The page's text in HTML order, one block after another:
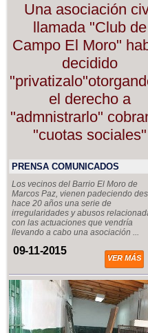
Una asociación
llamada "Club de
Campo El Moro"
decidido
el derecho a
"admnistrarlo"
"cuotas sociales"
PRENSA COMUNICADOS
Los vecinos del Barrio El Moro de
Marcos Paz, vienen padeciendo
hace 20 años una serie de
irregularidades y abusos
con las actuaciones que vendría
llevando a cabo una asociación ...
09-11-2015
VER MÁS